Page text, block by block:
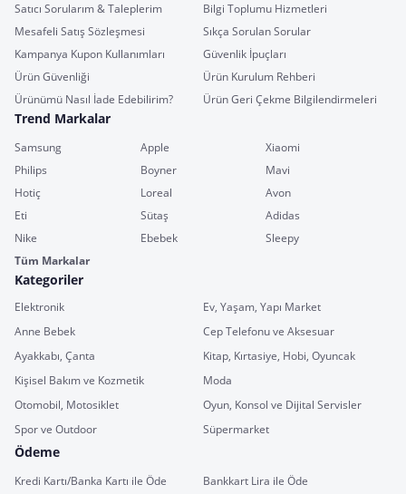
Satıcı Sorularım & Taleplerim
Bilgi Toplumu Hizmetleri
Mesafeli Satış Sözleşmesi
Sıkça Sorulan Sorular
Kampanya Kupon Kullanımları
Güvenlik İpuçları
Ürün Güvenliği
Ürün Kurulum Rehberi
Ürünümü Nasıl İade Edebilirim?
Ürün Geri Çekme Bilgilendirmeleri
Trend Markalar
Samsung Apple
Xiaomi
Philips
Boyner
Mavi
Hotiç
Loreal
Avon
Eti
Sütaş
Adidas
Nike
Ebebek
Sleepy
Tüm Markalar
Kategoriler
Elektronik
Ev, Yaşam, Yapı Market
Anne Bebek
Cep Telefonu ve Aksesuar
Ayakkabı, Çanta
Kitap, Kırtasiye, Hobi, Oyuncak
Kişisel Bakım ve Kozmetik
Moda
Otomobil, Motosiklet
Oyun, Konsol ve Dijital Servisler
Spor ve Outdoor
Süpermarket
Ödeme
Kredi Kartı/Banka Kartı ile Öde
Bankkart Lira ile Öde